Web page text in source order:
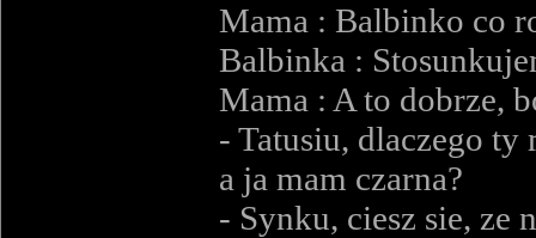
Mama : Balbinko co
Balbinka :
Mama : A to dobrze,
- Tatusiu, dlaczego ty
a ja mam czarna?
- Synku, ciesz sie, ze